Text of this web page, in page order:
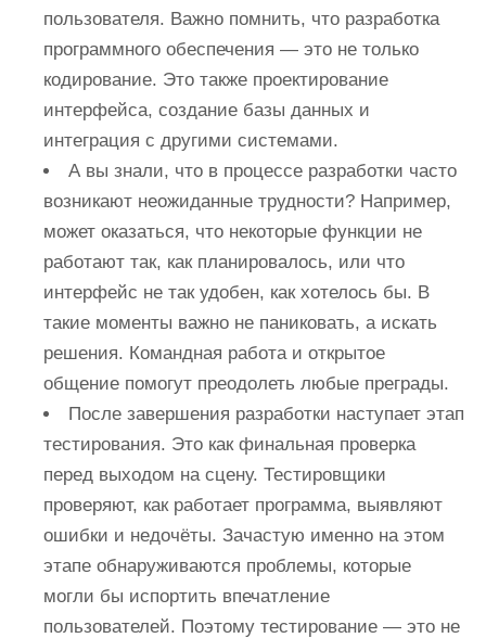
пользователя. Важно помнить, что разработка
программного обеспечения — это не только
кодирование. Это также проектирование
интерфейса, создание базы данных и
интеграция с другими системами.
А вы знали, что в процессе разработки часто
возникают неожиданные трудности? Например,
может оказаться, что некоторые функции не
работают так, как планировалось, или что
интерфейс не так удобен, как хотелось бы. В
такие моменты важно не паниковать, а искать
решения. Командная работа и открытое
общение помогут преодолеть любые преграды.
После завершения разработки наступает этап
тестирования. Это как финальная проверка
перед выходом на сцену. Тестировщики
проверяют, как работает программа, выявляют
ошибки и недочёты. Зачастую именно на этом
этапе обнаруживаются проблемы, которые
могли бы испортить впечатление
пользователей. Поэтому тестирование — это не